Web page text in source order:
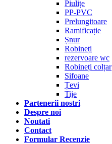
Piulițe
PP-PVC
Prelungitoare
Ramificație
Șnur
Robineți
rezervoare wc
Robineți colțar
Sifoane
Țevi
Tije
Partenerii nostri
Despre noi
Noutati
Contact
Formular Recenzie